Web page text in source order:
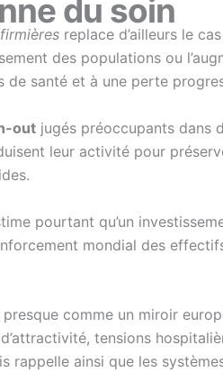
du soin
replace d’ailleurs le
des populations ou
santé et à une perte
out jugés préoccupants dans
leur activité pour
pourtant qu’un
mondial des
comme un miroir
tensions
rappelle ainsi que les